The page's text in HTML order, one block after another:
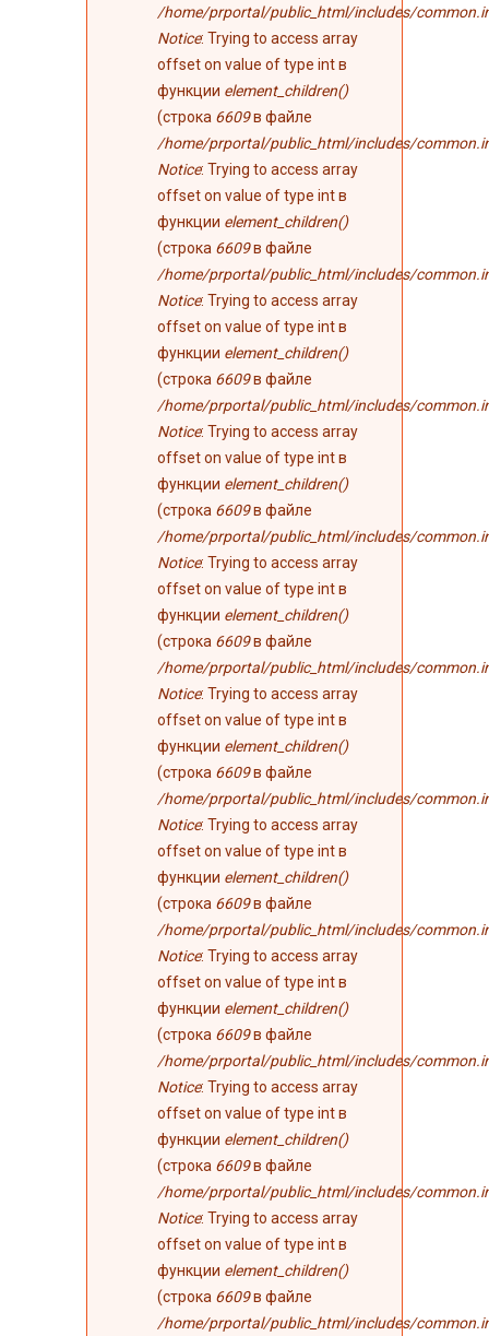
/home/prportal/public_html/includes/
Notice: Trying to access array
offset on value of type int в
функции element_children()
(строка 6609в файле
/home/prportal/public_html/includes/
Notice: Trying to access array
offset on value of type int в
функции element_children()
(строка 6609в файле
/home/prportal/public_html/includes/
Notice: Trying to access array
offset on value of type int в
функции element_children()
(строка 6609в файле
/home/prportal/public_html/includes/
Notice: Trying to access array
offset on value of type int в
функции element_children()
(строка 6609в файле
/home/prportal/public_html/includes/
Notice: Trying to access array
offset on value of type int в
функции element_children()
(строка 6609в файле
/home/prportal/public_html/includes/
Notice: Trying to access array
offset on value of type int в
функции element_children()
(строка 6609в файле
/home/prportal/public_html/includes/
Notice: Trying to access array
offset on value of type int в
функции element_children()
(строка 6609в файле
/home/prportal/public_html/includes/
Notice: Trying to access array
offset on value of type int в
функции element_children()
(строка 6609в файле
/home/prportal/public_html/includes/
Notice: Trying to access array
offset on value of type int в
функции element_children()
(строка 6609в файле
/home/prportal/public_html/includes/
Notice: Trying to access array
offset on value of type int в
функции element_children()
(строка 6609в файле
/home/prportal/public_html/includes/